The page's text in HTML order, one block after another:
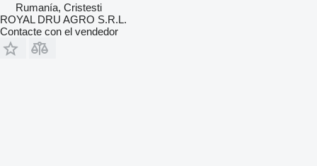
Rumanía, Cristesti
ROYAL DRU AGRO S.R.L.
Contacte con el vendedor